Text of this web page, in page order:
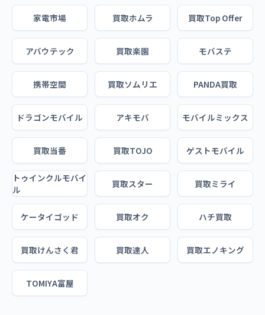
家電市場 買取ホムラ 買取Top Offer
アバウテック 買取楽園 モバステ
携帯空間 買取ソムリエ PANDA買取
ドラゴンモバイル アキモバ モバイルミックス
買取当番 買取TOJO ゲストモバイル
トゥインクルモバイ
ル
買取スター 買取ミライ
ケータイゴッド 買取オク ハチ買取
買取けんさく君 買取達人 買取エノキング
TOMIYA富屋